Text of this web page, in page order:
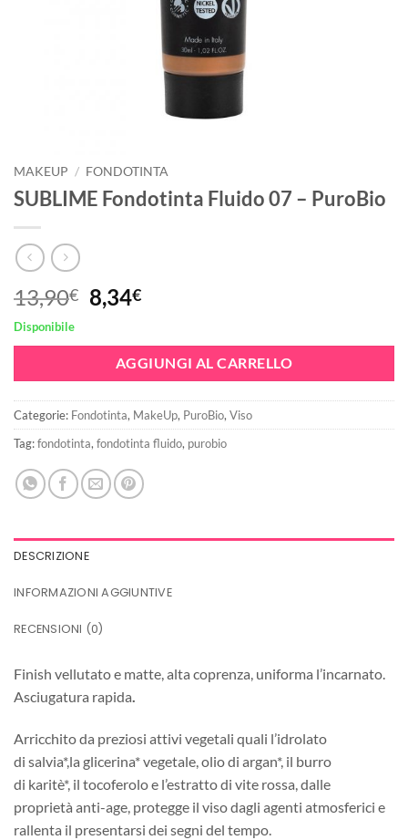
MAKEUP / FONDOTINTA
SUBLIME Fondotinta Fluido 07 – PuroBio
13,90€ Il
prezzo
originale
era:
13,90€.
8,34€Il
attuale
è:
8,34€.
Disponibile
AGGIUNGI AL CARRELLO
Categorie: Fondotinta, MakeUp, PuroBio, Viso
Tag:fondotinta, fondotinta fluido, purobio
DESCRIZIONE
INFORMAZIONI AGGIUNTIVE
RECENSIONI (0)
Finish vellutato e matte, alta coprenza, uniforma l’incarnato.
Asciugatura rapida.
Arricchito da preziosi attivi vegetali quali l’idrolato
di salvia*,la glicerina* vegetale, olio di argan*, il burro
di karitè*, il tocoferolo e l’estratto di vite rossa, dalle
proprietà anti-age, protegge il viso dagli agenti atmosferici e
rallenta il presentarsi dei segni del tempo.